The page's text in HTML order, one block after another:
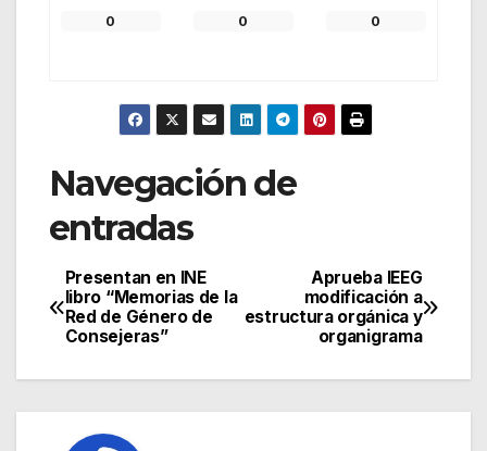
0 0 0
Navegación de
entradas
Aprueba IEEG
modificación a
estructura orgánica y
organigrama
Presentan en INE
libro “Memorias de la
Red de Género de
Consejeras”